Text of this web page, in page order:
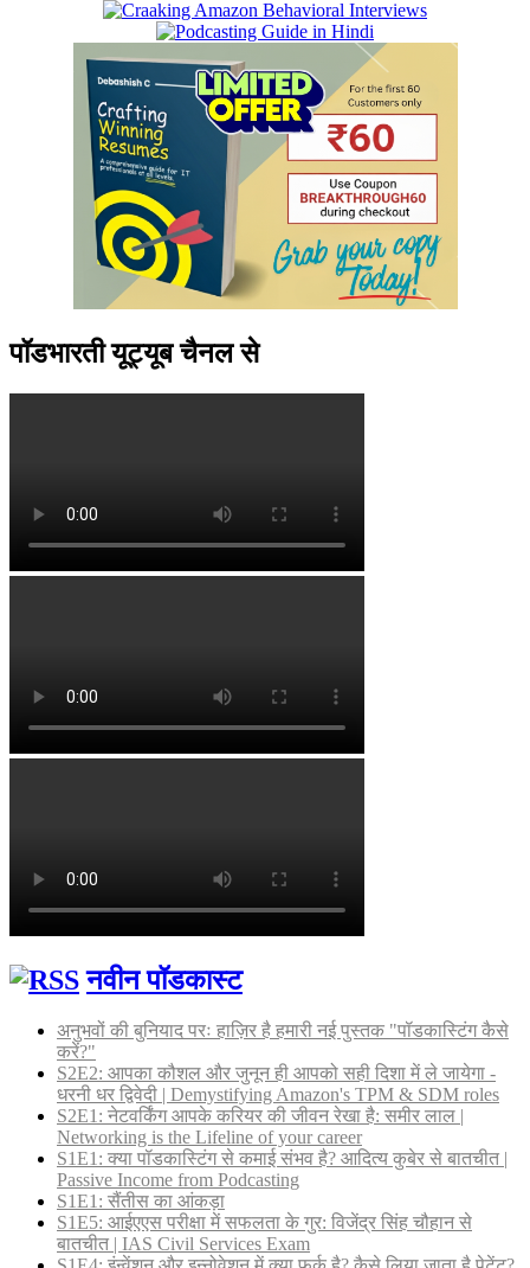
पॉडभारती यूट्यूब चैनल से
नवीन पॉडकास्ट
अनुभवों की बुनियाद परः हाज़िर है हमारी नई पुस्तक "पॉडकास्टिंग कैसे
करें?"
S2E2: आपका कौशल और जुनून ही आपको सही दिशा में ले जायेगा -
धरनी धर द्विवेदी | Demystifying Amazon's TPM & SDM roles
S2E1: नेटवर्किंग आपके करियर की जीवन रेखा है: समीर लाल |
Networking is the Lifeline of your career
S1E1: क्या पॉडकास्टिंग से कमाई संभव है? आदित्य कुबेर से बातचीत |
Passive Income from Podcasting
S1E1: सैंतीस का आंकड़ा
S1E5: आईएएस परीक्षा में सफलता के गुर: विजेंद्र सिंह चौहान से
बातचीत | IAS Civil Services Exam